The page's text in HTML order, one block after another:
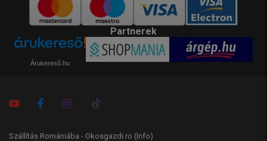
Partnerek
Árukereső.hu
Szállítás Romániába - Okosgazdi.ro (Info)